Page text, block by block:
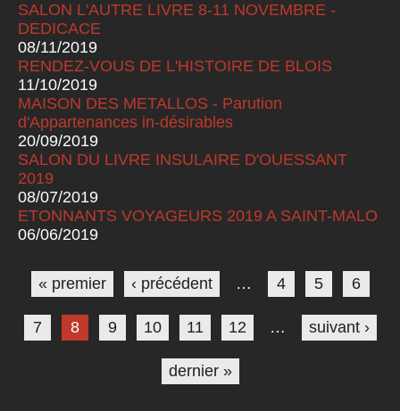
SALON L'AUTRE LIVRE 8-11 NOVEMBRE -
DEDICACE
08/11/2019
RENDEZ-VOUS DE L'HISTOIRE DE BLOIS
11/10/2019
MAISON DES METALLOS - Parution
d'Appartenances in-désirables
20/09/2019
SALON DU LIVRE INSULAIRE D'OUESSANT
2019
08/07/2019
ETONNANTS VOYAGEURS 2019 A SAINT-MALO
06/06/2019
Pages
« premier ‹ précédent … 4 5 6
7 8 9 10 11 12 … suivant ›
dernier »